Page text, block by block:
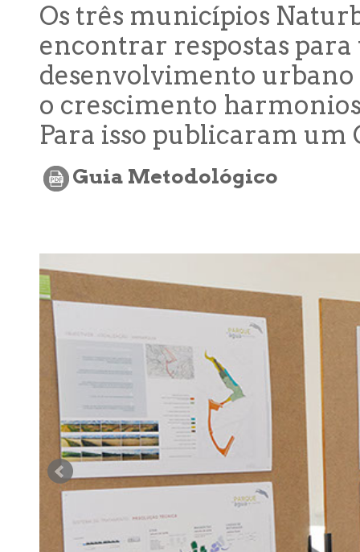
Os três municípios
encontrar respostas
desenvolvimento
o crescimento
Para isso publicaram um
Guia Metodológico